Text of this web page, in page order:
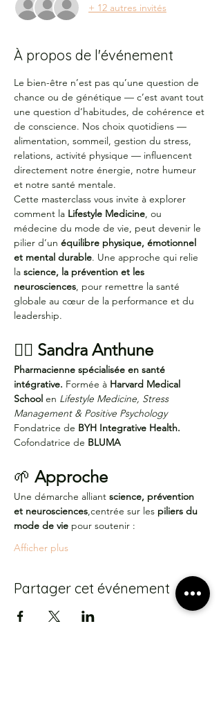
+ 12 autres invités
À propos de l'événement
Le bien-être n’est pas qu’une question de
chance ou de génétique — c’est avant tout
une question d’habitudes, de cohérence et
de conscience. Nos choix quotidiens —
alimentation, sommeil, gestion du stress,
relations, activité physique — influencent
directement notre énergie, notre humeur
et notre santé mentale.
Cette masterclass vous invite à explorer
comment la Lifestyle Medicine, ou
médecine du mode de vie, peut devenir le
pilier d’un équilibre physique, émotionnel
et mental durable. Une approche qui relie
la science, la prévention et les
neurosciences, pour remettre la santé
globale au cœur de la performance et du
leadership.
👩‍⚕️ Sandra Anthune
Pharmacienne spécialisée en santé
intégrative. Formée à Harvard Medical
School en Lifestyle Medicine, Stress
Management & Positive Psychology
Fondatrice de BYH Integrative Health.
Cofondatrice de BLUMA
🌱 Approche
Une démarche alliant science, prévention
et neurosciences,centrée sur les piliers du
mode de vie pour soutenir :
Afficher plus
Partager cet événement